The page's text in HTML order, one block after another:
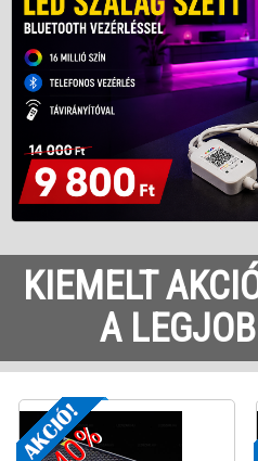
KIEMELT
A